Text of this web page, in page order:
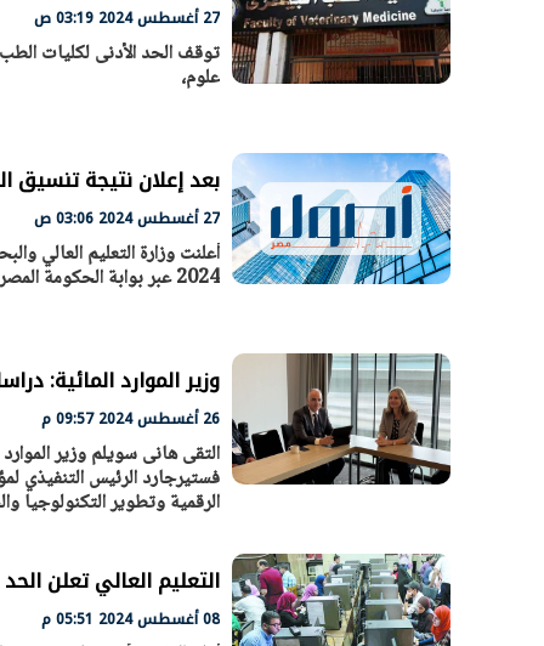
27 أغسطس 2024 03:19 ص
علوم،
بعد إعلان نتيجة تنسيق المرحلة الثانية
27 أغسطس 2024 03:06 ص
2024 عبر بوابة الحكومة المصرية لخدمات تنسيق القبول بالجامعات والمعاهد المصرية، منذ قليل.
وزير الموارد المائية:
26 أغسطس 2024 09:57 م
التقى هانى سويلم وزير
الرقمية وتطوير التكنولوجيا
التعليم العالي تعلن الحد
08 أغسطس 2024 05:51 م
الرئيس السيسي: تداعيات خطيرة على
الاقتصاد العالمي وأسعار الوقود حال
استمرار الأزمة في الشرق الأوسط
30 مارس 2026 05:06 م
رئيس
بتنفيذ
سكنية
30 مارس 2026 04:40 م